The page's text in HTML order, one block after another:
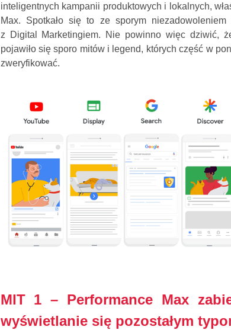
inteligentnych kampanii produktowych i lokalnych,
Max. Spotkało się to ze sporym
z Digital Marketingiem. Nie powinno więc dziwić,
pojawiło się sporo mitów i legend, których część w
zweryfikować.
MIT 1 – Performance Max
wyświetlanie się pozostałym